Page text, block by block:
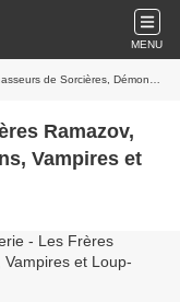
MENU
Démons, Vampires et Loup-garous
Ramazov,
Vampires et